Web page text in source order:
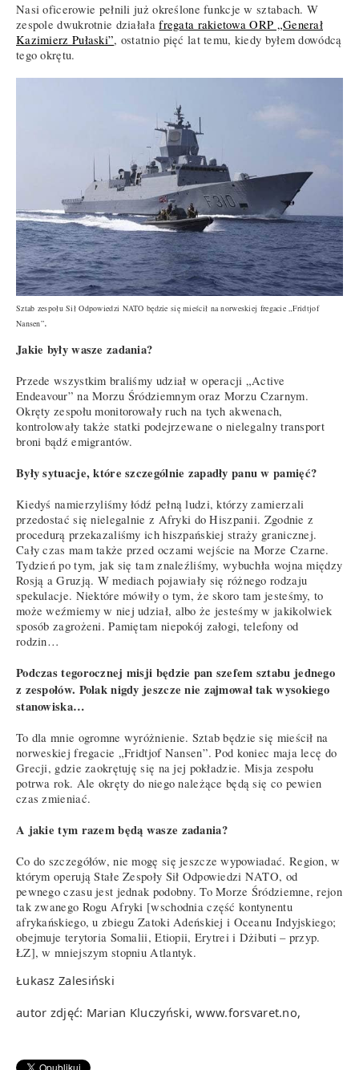
Nasi oficerowie pełnili już określone funkcje w sztabach. W
zespole dwukrotnie działałafregata rakietowa ORP „Generał
Kazimierz Pułaski”, ostatnio pięć lat temu, kiedy byłem dowódcą
tego okrętu.
Sztab zespołu Sił Odpowiedzi NATO będzie się mieścił na norweskiej fregacie „Fridtjof
Nansen”.
Jakie były wasze zadania?
Przede wszystkim braliśmy udział w operacji „Active
Endeavour” na Morzu Śródziemnym oraz Morzu Czarnym.
Okręty zespołu monitorowały ruch na tych akwenach,
kontrolowały także statki podejrzewane o nielegalny transport
broni bądź emigrantów.
Były sytuacje, które szczególnie zapadły panu w pamięć?
Kiedyś namierzyliśmy łódź pełną ludzi, którzy zamierzali
przedostać się nielegalnie z Afryki do Hiszpanii. Zgodnie z
procedurą przekazaliśmy ich hiszpańskiej straży granicznej.
Cały czas mam także przed oczami wejście na Morze Czarne.
Tydzień po tym, jak się tam znaleźliśmy, wybuchła wojna między
Rosją a Gruzją. W mediach pojawiały się różnego rodzaju
spekulacje. Niektóre mówiły o tym, że skoro tam jesteśmy, to
może weźmiemy w niej udział, albo że jesteśmy w jakikolwiek
sposób zagrożeni. Pamiętam niepokój załogi, telefony od
rodzin…
Podczas tegorocznej misji będzie pan szefem sztabu jednego
z zespołów. Polak nigdy jeszcze nie zajmował tak wysokiego
stanowiska…
To dla mnie ogromne wyróżnienie. Sztab będzie się mieścił na
norweskiej fregacie „Fridtjof Nansen”. Pod koniec maja lecę do
Grecji, gdzie zaokrętuję się na jej pokładzie. Misja zespołu
potrwa rok. Ale okręty do niego należące będą się co pewien
czas zmieniać.
A jakie tym razem będą wasze zadania?
Co do szczegółów, nie mogę się jeszcze wypowiadać. Region, w
którym operują Stałe Zespoły Sił Odpowiedzi NATO, od
pewnego czasu jest jednak podobny. To Morze Śródziemne, rejon
tak zwanego Rogu Afryki [wschodnia część kontynentu
afrykańskiego, u zbiegu Zatoki Adeńskiej i Oceanu Indyjskiego;
obejmuje terytoria Somalii, Etiopii, Erytrei i Dżibuti – przyp.
ŁZ], w mniejszym stopniu Atlantyk.
Łukasz Zalesiński
autor zdjęć: Marian Kluczyński, www.forsvaret.no,